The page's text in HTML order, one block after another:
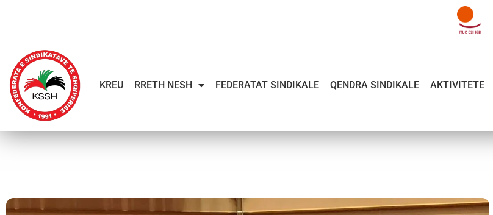
KREU RRETH NESH FEDERATAT SINDIKALE QENDRA SINDIKALE AKTIVITETE